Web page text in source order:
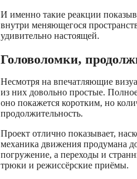
И именно такие реакции
внутри меняющегося
удивительно настоящей.
Головоломки,
Несмотря на впечатляющие
из них довольно простые.
оно покажется коротким, но
продолжительность.
Проект отлично показывает,
механика движения продумана
погружение, а переходы и
трюки и режиссёрские приёмы.